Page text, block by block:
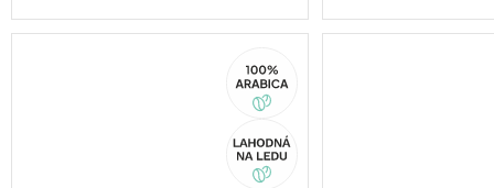
Vhodný pro každodenní
využití.
pro každodenní
Arabica